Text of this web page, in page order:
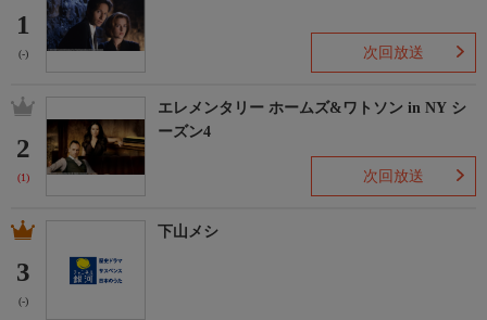
1
(-) 次回放送
2
(1)
エレメンタリー ホームズ&ワトソン in NY シ
ーズン4
次回放送
3
(-)
下山メシ